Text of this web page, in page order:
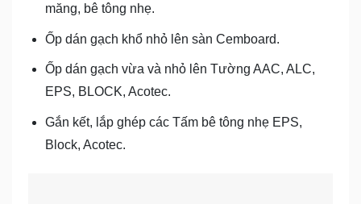
măng, bê tông nhẹ.
Ốp dán gạch khổ nhỏ lên sàn Cemboard.
Ốp dán gạch vừa và nhỏ lên Tường AAC, ALC,
EPS, BLOCK, Acotec.
Gắn kết, lắp ghép các Tấm bê tông nhẹ EPS,
Block, Acotec.